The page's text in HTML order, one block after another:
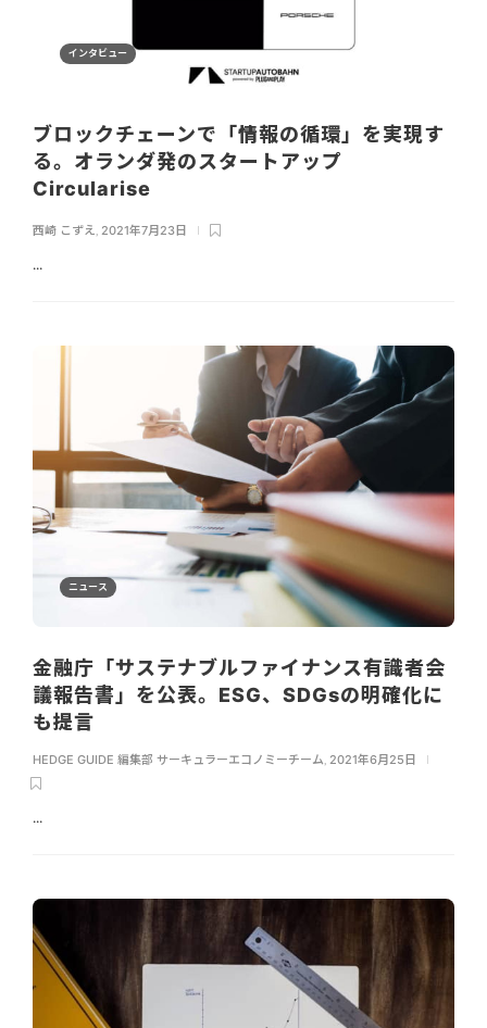
インタビュー
ブロックチェーンで「情報の循環」を実現す
る。オランダ発のスタートアップ
Circularise
西崎 こずえ, 2021年7月23日
...
ニュース
金融庁「サステナブルファイナンス有識者会
議報告書」を公表。ESG、SDGsの明確化に
も提言
HEDGE GUIDE 編集部 サーキュラーエコノミーチーム 2021年6月25日
...